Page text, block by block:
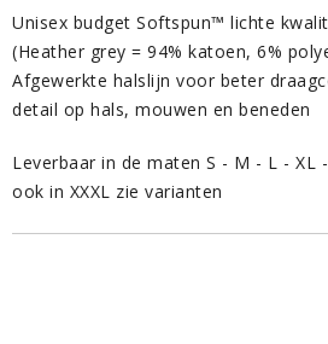
Unisex budget Softspun™ lichte
(Heather grey = 94% katoen, 6%
Afgewerkte halslijn voor beter
detail op hals, mouwen en beneden
Leverbaar in de maten S - M - L - XL
ook in XXXL zie varianten